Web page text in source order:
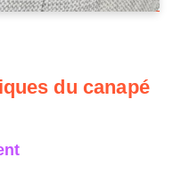
du canapé